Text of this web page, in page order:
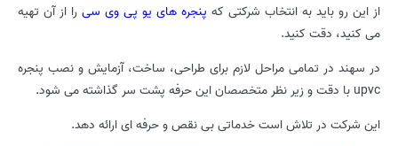
از این رو باید به انتخاب شرکتی که پنجره های یو پی وی سی را از آن تهیه
می کنید، دقت کنید.
در سهند در تمامی مراحل لازم برای طراحی، ساخت، آزمایش و نصب پنجره
upvc با دقت و زیر نظر متخصصان این حرفه پشت سر گذاشته می شود.
این شرکت در تلاش است خدماتی بی نقص و حرفه ای ارائه دهد.